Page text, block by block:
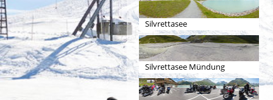
Silvrettasee
Silvrettasee Mündung